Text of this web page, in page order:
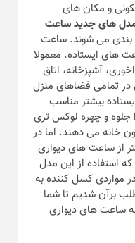
و مکان های
های جدید ساعت
بندی می شوند. ساعت
های ایستاده. معمولا
آشپزخانه، اتاق
در تمامی فضاهای منزل
بیشتر مناسب
جلوه و چهره لوکس تری
خانه می دهند. اما در
از ساعت های دیواری
استفاده از این مدل
مواردی کسل کننده به
برآن شدیم تا شما
ساعت های دیواری